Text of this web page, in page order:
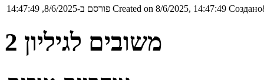
פורסם ב-8/6/2025, 14:47:49 Created on 8/6/2025, 14:47:49
משובים לגיליון 2